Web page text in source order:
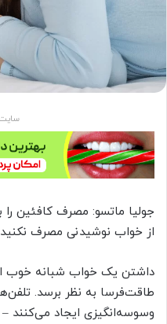
سایت
جولیا ماتسو: مصرف کافئین
از خواب نوشیدنی مصرف
داشتن یک خواب شبانه خوب
طاقت‌فرسا به نظر برسد.
وسوسه‌انگیزی ایجاد می‌کنند